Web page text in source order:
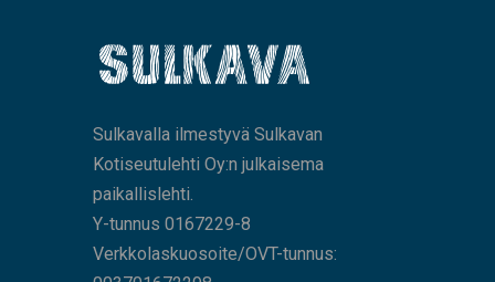
Sulkavalla ilmestyvä Sulkavan
Kotiseutulehti Oy:n julkaisema
paikallislehti.
Y-tunnus 0167229-8
Verkkolaskuosoite/OVT-tunnus: